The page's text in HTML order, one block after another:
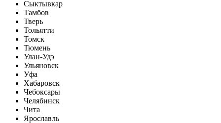
Сыктывкар
Тамбов
Тверь
Тольятти
Томск
Тюмень
Улан-Удэ
Ульяновск
Уфа
Хабаровск
Чебоксары
Челябинск
Чита
Ярославль